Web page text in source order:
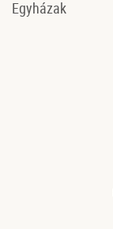
Egyházak